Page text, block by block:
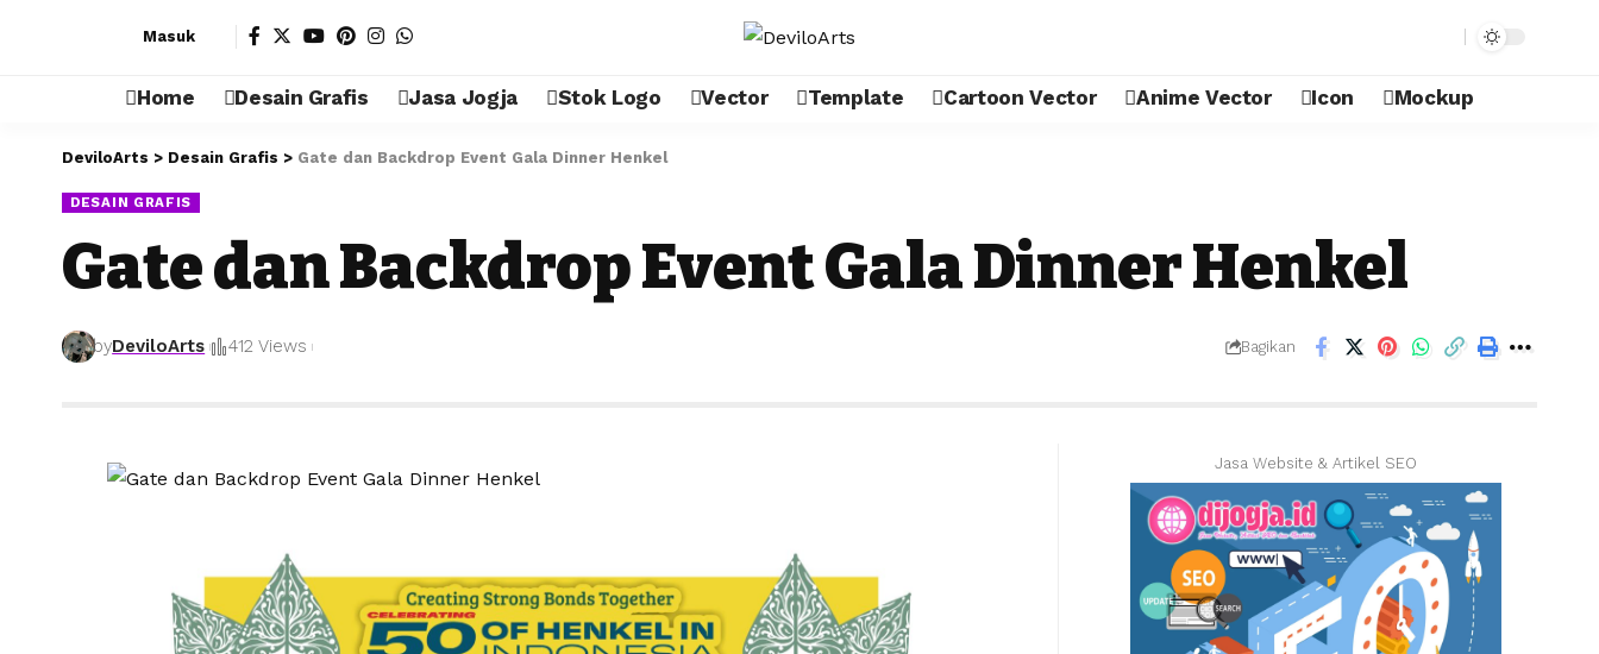
Masuk
Home Desain Grafis Jasa Jogja Stok Logo Vector Template Cartoon Vector Anime Vector Icon Mockup
DeviloArts > Desain Grafis > Gate dan Backdrop Event Gala Dinner Henkel
DESAIN GRAFIS
Gate dan Backdrop Event Gala Dinner Henkel
byDeviloArts 412 Views Bagikan
Jasa Website & Artikel SEO